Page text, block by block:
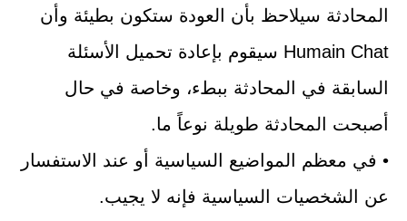
المحادثة سيلاحظ بأن العودة ستكون بطيئة وأن
Humain Chat سيقوم بإعادة تحميل الأسئلة
السابقة في المحادثة ببطء، وخاصة في حال
أصبحت المحادثة طويلة نوعاً ما.
• في معظم المواضيع السياسية أو عند الاستفسار
عن الشخصيات السياسية فإنه لا يجيب.